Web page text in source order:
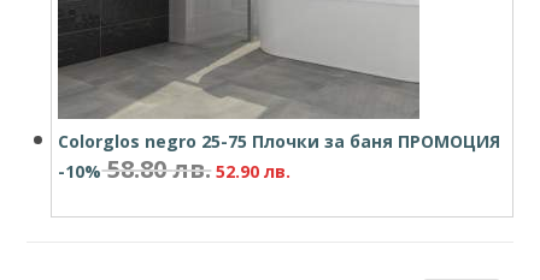
Colorglos negro 25-75 Плочки за баня ПРОМОЦИЯ
-10%58.80лв. 52.90лв.